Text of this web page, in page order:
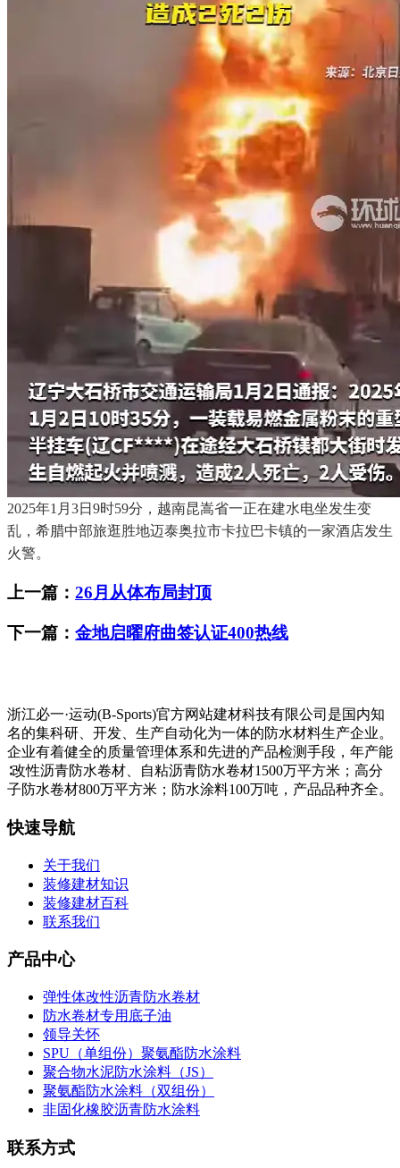
2025年1月3日9时59分，越南昆嵩省一正在建水电坐发生变
乱，希腊中部旅逛胜地迈泰奥拉市卡拉巴卡镇的一家酒店发生
火警。
上一篇： 26月从体布局封顶
下一篇： 金地启曜府曲签认证400热线
浙江必一·运动(B-Sports)官方网站建材科技有限公司是国内知
名的集科研、开发、生产自动化为一体的防水材料生产企业。
企业有着健全的质量管理体系和先进的产品检测手段，年产能
∶改性沥青防水卷材、自粘沥青防水卷材1500万平方米；高分
子防水卷材800万平方米；防水涂料100万吨，产品品种齐全。
快速导航
关于我们
装修建材知识
装修建材百科
联系我们
产品中心
弹性体改性沥青防水卷材
防水卷材专用底子油
领导关怀
SPU（单组份）聚氨酯防水涂料
聚合物水泥防水涂料（JS）
聚氨酯防水涂料（双组份）
非固化橡胶沥青防水涂料
联系方式